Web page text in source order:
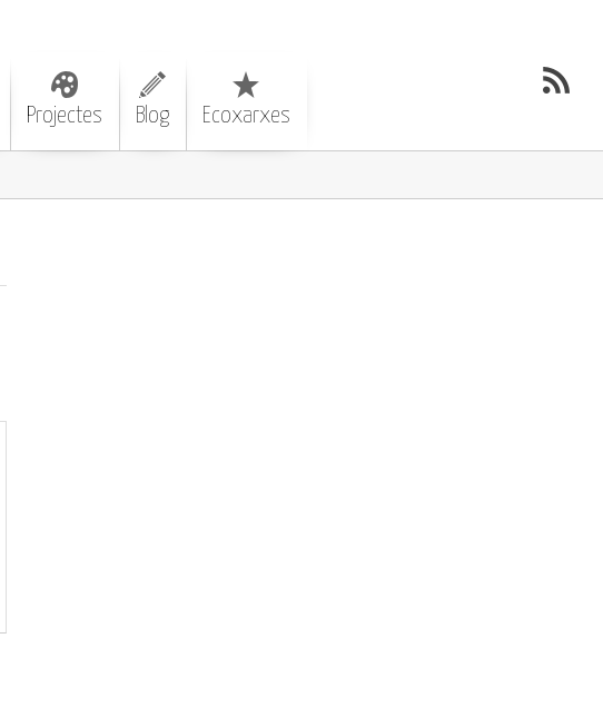
Projectes Blog Ecoxarxes